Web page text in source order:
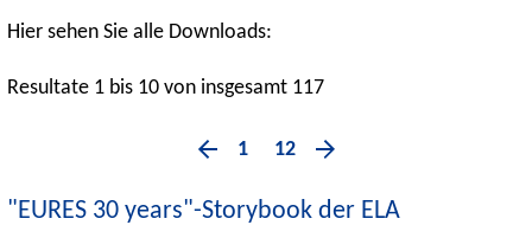
Hier sehen Sie alle Downloads:
Resultate 1 bis 10 von insgesamt 117
1 12
"EURES 30 years"-Storybook der ELA